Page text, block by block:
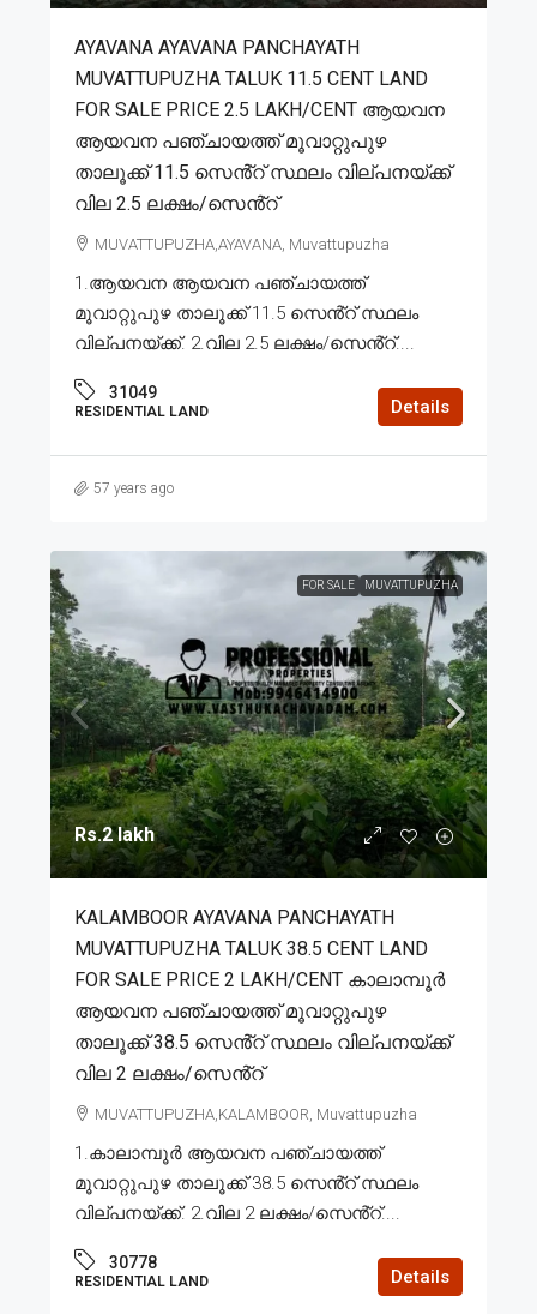
AYAVANA AYAVANA PANCHAYATH
MUVATTUPUZHA TALUK 11.5 CENT LAND
FOR SALE PRICE 2.5 LAKH/CENT ആയവന
ആയവന പഞ്ചായത്ത് മൂവാറ്റുപുഴ
താലൂക്ക് 11.5 സെൻ്റ് സ്ഥലം വില്പനയ്ക്ക്
വില 2.5 ലക്ഷം/സെൻ്റ്
MUVATTUPUZHA,AYAVANA, Muvattupuzha
1.ആയവന ആയവന പഞ്ചായത്ത്
മൂവാറ്റുപുഴ താലൂക്ക് 11.5 സെൻ്റ് സ്ഥലം
വില്പനയ്ക്ക്. 2.വില 2.5 ലക്ഷം/സെൻ്റ്....
31049
RESIDENTIAL LAND Details
57 years ago
FOR SALE MUVATTUPUZHA
Rs.2 lakh
KALAMBOOR AYAVANA PANCHAYATH
MUVATTUPUZHA TALUK 38.5 CENT LAND
FOR SALE PRICE 2 LAKH/CENT കാലാമ്പൂർ
ആയവന പഞ്ചായത്ത് മൂവാറ്റുപുഴ
താലൂക്ക് 38.5 സെൻ്റ് സ്ഥലം വില്പനയ്ക്ക്
വില 2 ലക്ഷം/സെൻ്റ്
MUVATTUPUZHA,KALAMBOOR, Muvattupuzha
1.കാലാമ്പൂർ ആയവന പഞ്ചായത്ത്
മൂവാറ്റുപുഴ താലൂക്ക് 38.5 സെൻ്റ് സ്ഥലം
വില്പനയ്ക്ക്. 2.വില 2 ലക്ഷം/സെൻ്റ്....
30778
RESIDENTIAL LAND Details